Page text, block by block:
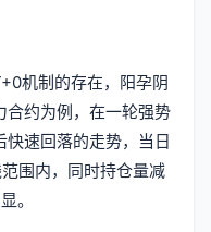
机制的存在，阳孕阴
合约为例，在一轮强势
速回落的走势，当日
围内，同时持仓量减
。